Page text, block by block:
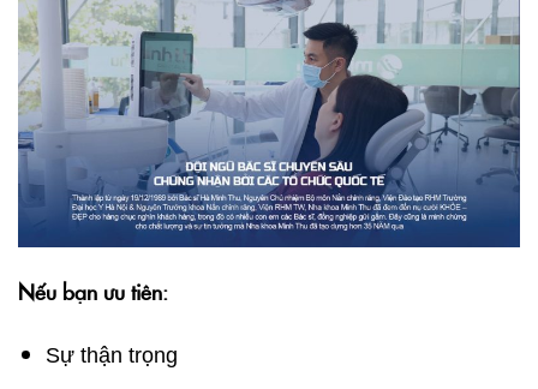
Nếu bạn ưu tiên:
Sự thận trọng